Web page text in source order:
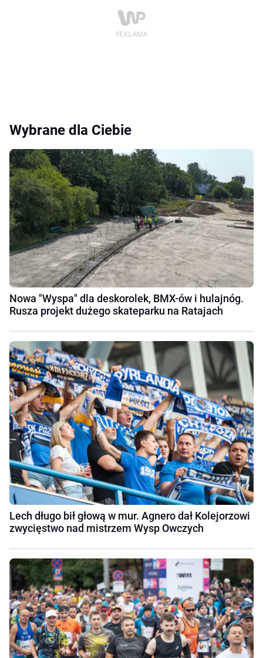
Wybrane dla Ciebie
Nowa "Wyspa" dla deskorolek, BMX-ów i hulajnóg.
Rusza projekt dużego skateparku na Ratajach
Lech długo bił głową w mur. Agnero dał Kolejorzowi
zwycięstwo nad mistrzem Wysp Owczych